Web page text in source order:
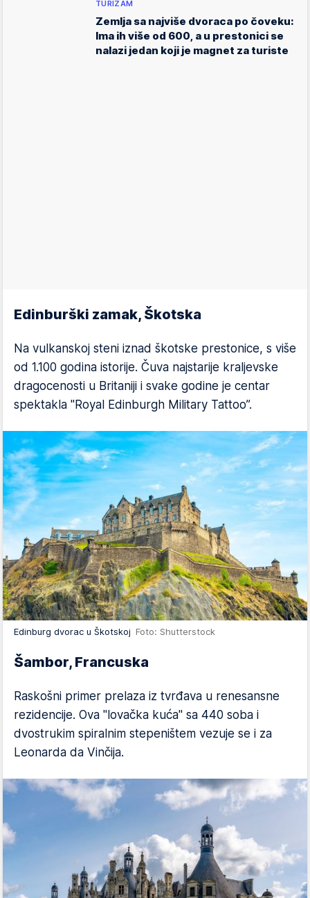
TURIZAM
Zemlja sa najviše dvoraca po čoveku:
Ima ih više od 600, a u prestonici se
nalazi jedan koji je magnet za turiste
Edinburški zamak, Škotska
Na vulkanskoj steni iznad škotske prestonice, s više
od 1.100 godina istorije. Čuva najstarije kraljevske
dragocenosti u Britaniji i svake godine je centar
spektakla "Royal Edinburgh Military Tattoo”.
Edinburg dvorac u Škotskoj Foto: Shutterstock
Šambor, Francuska
Raskošni primer prelaza iz tvrđava u renesansne
rezidencije. Ova "lovačka kuća" sa 440 soba i
dvostrukim spiralnim stepeništem vezuje se i za
Leonarda da Vinčija.